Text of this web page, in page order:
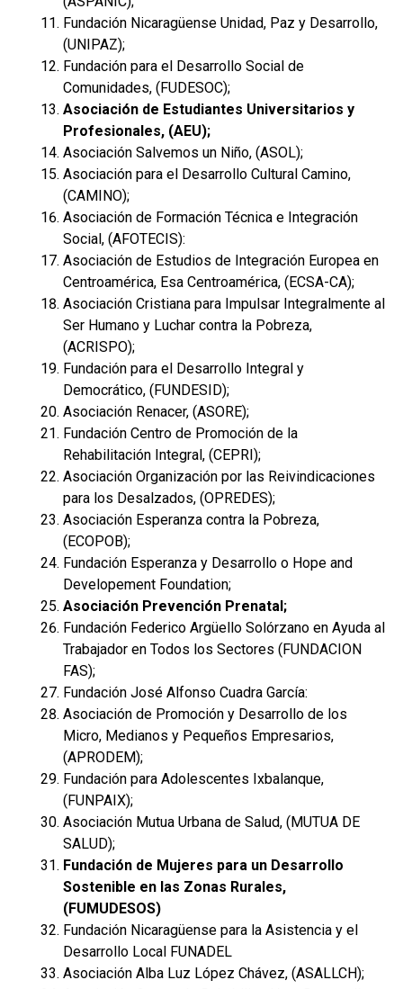
Fundación Nicaragüense Unidad, Paz y Desarrollo,
(UNIPAZ);
Fundación para el Desarrollo Social de
Comunidades, (FUDESOC);
Asociación de Estudiantes Universitarios y
Profesionales, (AEU);
Asociación Salvemos un Niño, (ASOL);
Asociación para el Desarrollo Cultural Camino,
(CAMINO);
Asociación de Formación Técnica e Integración
Social, (AFOTECIS):
Asociación de Estudios de Integración Europea en
Centroamérica, Esa Centroamérica, (ECSA-CA);
Asociación Cristiana para Impulsar Integralmente al
Ser Humano y Luchar contra la Pobreza,
(ACRISPO);
Fundación para el Desarrollo Integral y
Democrático, (FUNDESID);
Asociación Renacer, (ASORE);
Fundación Centro de Promoción de la
Rehabilitación Integral, (CEPRI);
Asociación Organización por las Reivindicaciones
para los Desalzados, (OPREDES);
Asociación Esperanza contra la Pobreza,
(ECOPOB);
Fundación Esperanza y Desarrollo o Hope and
Developement Foundation;
Asociación Prevención Prenatal;
Fundación Federico Argüello Solórzano en Ayuda al
Trabajador en Todos los Sectores (FUNDACION
FAS);
Fundación José Alfonso Cuadra García:
Asociación de Promoción y Desarrollo de los
Micro, Medianos y Pequeños Empresarios,
(APRODEM);
Fundación para Adolescentes Ixbalanque,
(FUNPAIX);
Asociación Mutua Urbana de Salud, (MUTUA DE
SALUD);
Fundación de Mujeres para un Desarrollo
Sostenible en las Zonas Rurales,
(FUMUDESOS)
Fundación Nicaragüense para la Asistencia y el
Desarrollo Local FUNADEL
Asociación Alba Luz López Chávez, (ASALLCH);